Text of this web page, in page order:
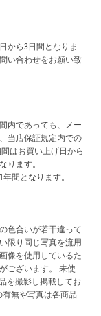
から3日間となりま
い合わせをお願い致
内であっても、メー
当店保証規定内での
はお買い上げ日から
ります。
間となります。
色合いが若干違って
限り同じ写真を流用
像を使用しているた
ございます。 未使
を撮影し掲載してお
有無や写真は各商品